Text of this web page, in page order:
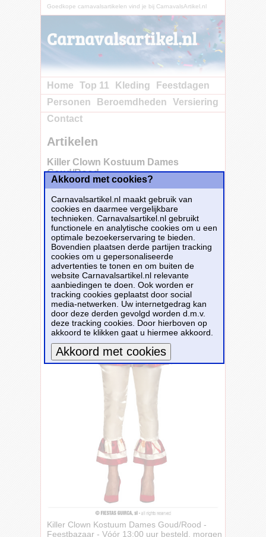
Goedkope carnavalsartikelen vind je bij CarnavalsArtikel.nl
Carnavalsartikel.nl
Home Top 11 Kleding
Feestdagen
Personen
Beroemdheden
Versiering
Contact
Artikelen
Killer Clown Kostuum Dames
Goud/Rood
Killer Clown Kostuum Dames Goud/Rood -
Feestbazaar - Vóór 13:00 uur besteld, morgen
Akkoord met cookies?
Carnavalsartikel.nl maakt gebruik van
cookies en daarmee vergelijkbare
technieken. Carnavalsartikel.nl gebruikt
functionele en analytische cookies om u een
optimale bezoekerservaring te bieden.
Bovendien plaatsen derde partijen tracking
cookies om u gepersonaliseerde
advertenties te tonen en om buiten de
website Carnavalsartikel.nl relevante
aanbiedingen te doen. Ook worden er
tracking cookies geplaatst door social
media-netwerken. Uw internetgedrag kan
door deze derden gevolgd worden d.m.v.
deze tracking cookies. Door hierboven op
akkoord te klikken gaat u hiermee akkoord.
Meer informatie